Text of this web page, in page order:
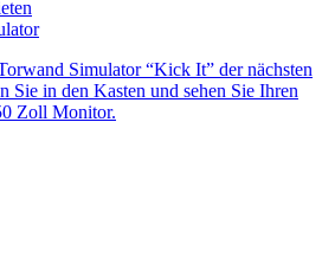
Simulator “Kick It” der nächsten
Sie in den Kasten und sehen Sie Ihren
Zoll Monitor.